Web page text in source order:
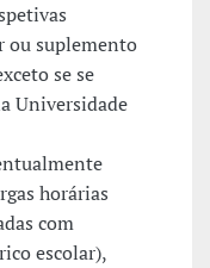
ou suplemento
se se
Universidade
horárias
com
escolar),